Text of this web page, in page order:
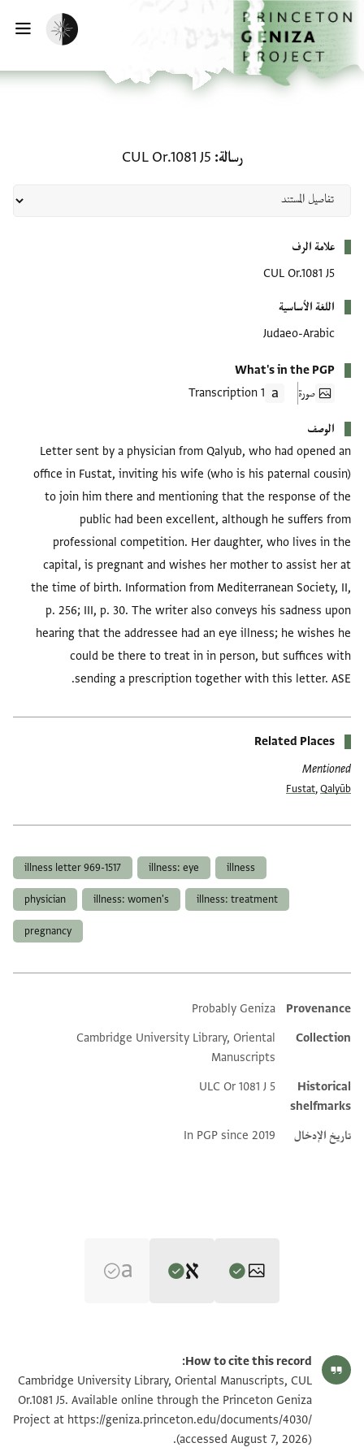
إلى المحتوى الرئيسي
الرئيسية
تفعيل الوضع المظلم
رسالة CUL Or.1081 J5
علامة الرف
CUL Or.1081 J5
اللغة الأساسية
Judaeo-Arabic
What's in the PGP
صورة
1 Transcription
الوصف
Letter sent by a physician from Qalyub, who had opened an
office in Fustat, inviting his wife (who is his paternal cousin)
to join him there and mentioning that the response of the
public had been excellent, although he suffers from
professional competition. Her daughter, who lives in the
capital, is pregnant and wishes her mother to assist her at
the time of birth. Information from Mediterranean Society, II,
p. 256; III, p. 30. The writer also conveys his sadness upon
hearing that the addressee had an eye illness; he wishes he
could be there to treat in in person, but suffices with
sending a prescription together with this letter. ASE.
Related Places
Mentioned
Fustat,Qalyūb
illness
illness: eye
illness letter 969-1517
illness: treatment
illness: women's
physician
pregnancy
Additional metadata
Provenance
Probably Geniza
Collection
Cambridge University Library, Oriental
Manuscripts
Historical
shelfmarks
ULC Or 1081 J 5
تاريخ الإدخال In PGP since 2019
S. D. Goitein's unpublished edition (1950–85), with minor
emendations by Alan Elbaum, 2020.
בה
אללה הו אלעאלם אן קלבי מתאלם למא אסמע
ען מרץ עיניך פהו אלשאהד לו אמכנני
CUL Or.1081 J5 1v تكبير و تدوير
פאן ראיתי מן אלמצלחה אלחצור אליהא
תחצרי ולאדתהא ותבצרי מא יכון
بيان أذونات الصورة
How to cite this record:
Cambridge University Library, Oriental Manuscripts, CUL
Or.1081 J5. Available online through the Princeton Geniza
Project athttps://geniza.princeton.edu/documents/4030/
(accessed August 7, 2026).